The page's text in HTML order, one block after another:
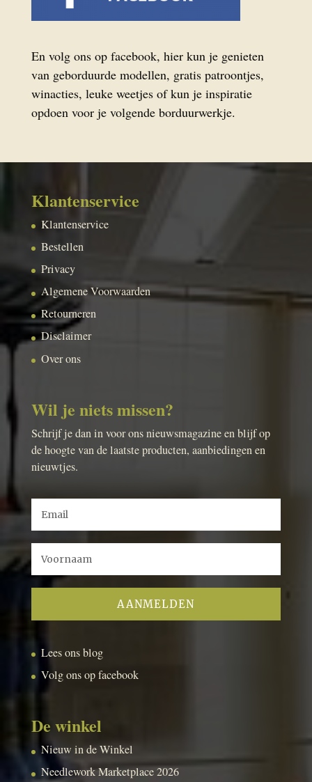
En volg ons op facebook, hier kun je genieten
van geborduurde modellen, gratis patroontjes,
winacties, leuke weetjes of kun je inspiratie
opdoen voor je volgende borduurwerkje.
Klantenservice
Klantenservice
Bestellen
Privacy
Algemene Voorwaarden
Retourneren
Disclaimer
Over ons
Wil je niets missen?
Schrijf je dan in voor ons nieuwsmagazine en blijf op
de hoogte van de laatste producten, aanbiedingen en
nieuwtjes.
Lees ons blog
Volg ons op facebook
De winkel
Nieuw in de Winkel
Needlework Marketplace 2026